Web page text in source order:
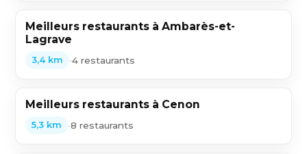
Meilleurs restaurants à Ambarès-et-
Lagrave
3,4 km •4 restaurants
Meilleurs restaurants à Cenon
5,3 km •8 restaurants